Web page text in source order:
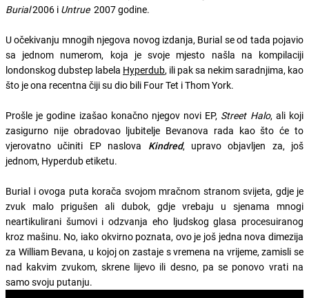
Burial2006 i Untrue2007 godine.
U očekivanju mnogih njegova novog izdanja, Burial se od tada pojavio
sa jednom numerom, koja je svoje mjesto našla na kompilaciji
londonskog dubstep labela Hyperdub, ili pak sa nekim saradnjima, kao
što je ona recentna čiji su dio bili Four Tet i Thom York.
Prošle je godine izašao konačno njegov novi EP, Street Halo, ali koji
zasigurno nije obradovao ljubitelje Bevanova rada kao što će to
vjerovatno učiniti EP naslova Kindred, upravo objavljen za, još
jednom, Hyperdub etiketu.
Burial i ovoga puta korača svojom mračnom stranom svijeta, gdje je
zvuk malo prigušen ali dubok, gdje vrebaju u sjenama mnogi
neartikulirani šumovi i odzvanja eho ljudskog glasa procesuiranog
kroz mašinu. No, iako okvirno poznata, ovo je još jedna nova dimezija
za William Bevana, u kojoj on zastaje s vremena na vrijeme, zamisli se
nad kakvim zvukom, skrene lijevo ili desno, pa se ponovo vrati na
samo svoju putanju.